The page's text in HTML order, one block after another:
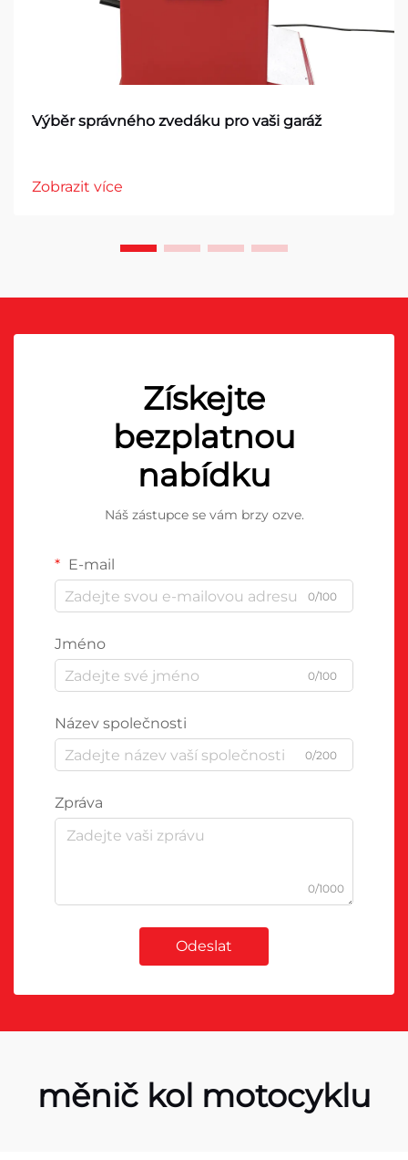
Výběr správného zvedáku pro vaši garáž
Zobrazit více
Získejte
bezplatnou
nabídku
Náš zástupce se vám brzy ozve.
E-mail
0/100
Jméno
0/100
Název společnosti
0/200
Zpráva
0/1000
Odeslat
měnič kol motocyklu